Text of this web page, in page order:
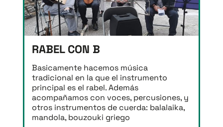
RABEL CON B
Basicamente hacemos música
tradicional en la que el instrumento
principal es el rabel. Además
acompañamos con voces, percusiones, y
otros instrumentos de cuerda: balalaika,
mandola, bouzouki griego